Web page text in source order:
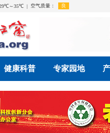
健康科普 专家园地